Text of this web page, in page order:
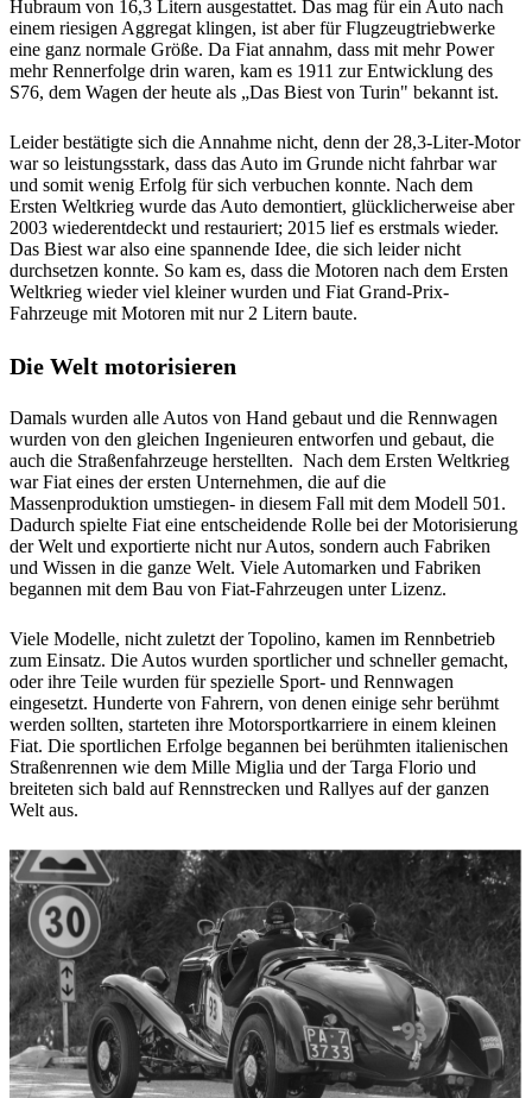
Hubraum von 16,3 Litern ausgestattet. Das mag für ein Auto nach
einem riesigen Aggregat klingen, ist aber für Flugzeugtriebwerke
eine ganz normale Größe. Da Fiat annahm, dass mit mehr Power
mehr Rennerfolge drin waren, kam es 1911 zur Entwicklung des
S76, dem Wagen der heute als „Das Biest von Turin" bekannt ist.
Leider bestätigte sich die Annahme nicht, denn der 28,3-Liter-Motor
war so leistungsstark, dass das Auto im Grunde nicht fahrbar war
und somit wenig Erfolg für sich verbuchen konnte. Nach dem
Ersten Weltkrieg wurde das Auto demontiert, glücklicherweise aber
2003 wiederentdeckt und restauriert; 2015 lief es erstmals wieder.
Das Biest war also eine spannende Idee, die sich leider nicht
durchsetzen konnte. So kam es, dass die Motoren nach dem Ersten
Weltkrieg wieder viel kleiner wurden und Fiat Grand-Prix-
Fahrzeuge mit Motoren mit nur 2 Litern baute.
Die Welt motorisieren
Damals wurden alle Autos von Hand gebaut und die Rennwagen
wurden von den gleichen Ingenieuren entworfen und gebaut, die
auch die Straßenfahrzeuge herstellten. Nach dem Ersten Weltkrieg
war Fiat eines der ersten Unternehmen, die auf die
Massenproduktion umstiegen- in diesem Fall mit dem Modell 501.
Dadurch spielte Fiat eine entscheidende Rolle bei der Motorisierung
der Welt und exportierte nicht nur Autos, sondern auch Fabriken
und Wissen in die ganze Welt. Viele Automarken und Fabriken
begannen mit dem Bau von Fiat-Fahrzeugen unter Lizenz.
Viele Modelle, nicht zuletzt der Topolino, kamen im Rennbetrieb
zum Einsatz. Die Autos wurden sportlicher und schneller gemacht,
oder ihre Teile wurden für spezielle Sport- und Rennwagen
eingesetzt. Hunderte von Fahrern, von denen einige sehr berühmt
werden sollten, starteten ihre Motorsportkarriere in einem kleinen
Fiat. Die sportlichen Erfolge begannen bei berühmten italienischen
Straßenrennen wie dem Mille Miglia und der Targa Florio und
breiteten sich bald auf Rennstrecken und Rallyes auf der ganzen
Welt aus.